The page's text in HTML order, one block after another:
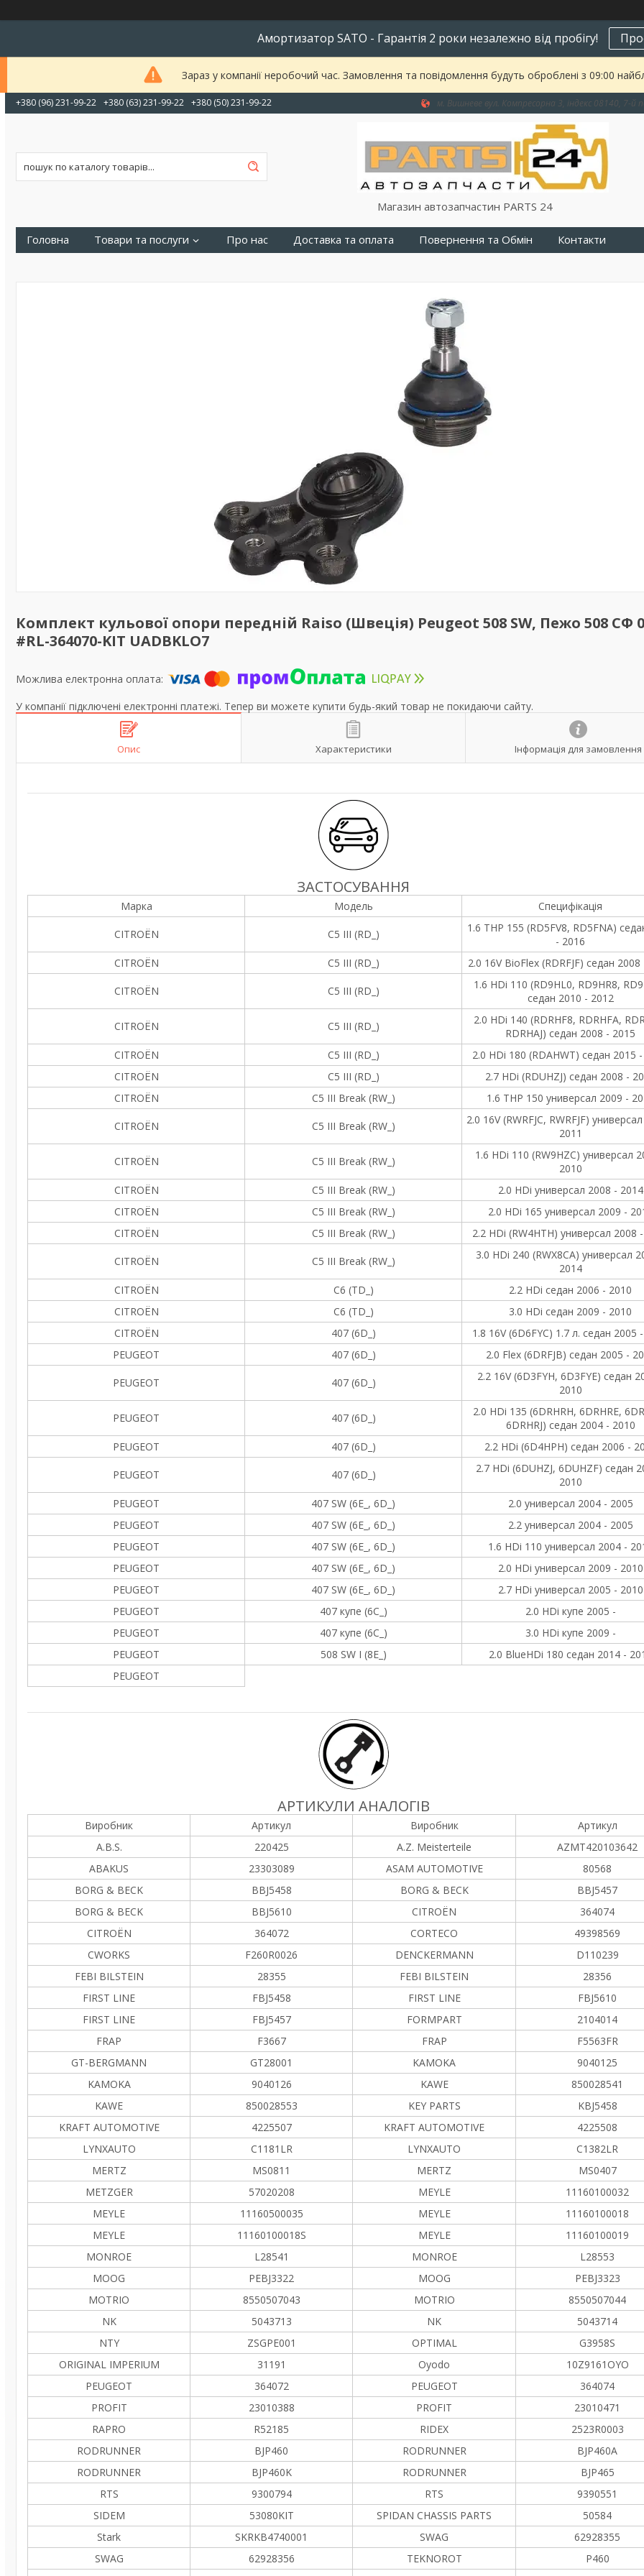
Амортизатор SATO - Гарантія 2 роки незалежно від пробігу!
Зараз у компанії неробочий час. Замовлення та повідомлення будуть оброблені з 09:00
+380 (96) 231-99-22 +380 (63) 231-99-22 +380 (50) 231-99-22 м. Вишневе вул. Компресорна 3, індекс 08140, 7-й
Магазин автозапчастин PARTS 24
Головна Товари та послуги Про нас Доставка та оплата Повернення та Обмін Контакти
Комплект кульової опори передній Raiso (Швеція) Peugeot 508 SW, Пежо 508 СФ
#RL-364070-KIT UADBKLO7
У компанії підключені електронні платежі. Тепер ви можете купити будь-який товар не покидаючи сайту.
Опис Характеристики Інформація для замовлення
ЗАСТОСУВАННЯ
Марка Модель Специфікація
CITROËN C5 III (RD_)
1.6 THP 155 (RD5FV8, RD5FNA)
- 2016
CITROËN
C5 III (RD_) 2.0 16V BioFlex (RDRFJF) седан
CITROËN C5 III (RD_)
1.6 HDi 110 (RD9HL0, RD9HR8,
седан 2010 - 2012
CITROËN C5 III (RD_)
2.0 HDi 140 (RDRHF8, RDRHFA,
RDRHAJ) седан 2008 - 2015
CITROËN
C5 III (RD_)
2.0 HDi 180 (RDAHWT) седан 2015
CITROËN
C5 III (RD_)
2.7 HDi (RDUHZJ) седан 2008 -
CITROËN
C5 III Break (RW_) 1.6 THP 150 универсал 2009 -
CITROËN C5 III Break (RW_)
2.0 16V (RWRFJC, RWRFJF)
2011
CITROËN C5 III Break (RW_)
1.6 HDi 110 (RW9HZC) универсал
2010
CITROËN
C5 III Break (RW_)
2.0 HDi универсал 2008 - 2014
CITROËN
C5 III Break (RW_)
2.0 HDi 165 универсал 2009 -
CITROËN
C5 III Break (RW_) 2.2 HDi (RW4HTH) универсал 2008
CITROËN C5 III Break (RW_)
3.0 HDi 240 (RWX8CA) универсал
2014
CITROËN
C6 (TD_)
2.2 HDi седан 2006 - 2010
CITROËN
C6 (TD_)
3.0 HDi седан 2009 - 2010
CITROËN
407 (6D_)
1.8 16V (6D6FYC) 1.7 л. седан 2005
PEUGEOT
407 (6D_) 2.0 Flex (6DRFJB) седан 2005 -
PEUGEOT 407 (6D_)
2.2 16V (6D3FYH, 6D3FYE) седан
2010
PEUGEOT 407 (6D_)
2.0 HDi 135 (6DRHRH, 6DRHRE,
6DRHRJ) седан 2004 - 2010
PEUGEOT
407 (6D_) 2.2 HDi (6D4HPH) седан 2006 -
PEUGEOT 407 (6D_)
2.7 HDi (6DUHZJ, 6DUHZF) седан
2010
PEUGEOT
407 SW (6E_, 6D_)
2.0 универсал 2004 - 2005
PEUGEOT
407 SW (6E_, 6D_)
2.2 универсал 2004 - 2005
PEUGEOT
407 SW (6E_, 6D_)
1.6 HDi 110 универсал 2004 -
PEUGEOT
407 SW (6E_, 6D_)
2.0 HDi универсал 2009 - 2010
PEUGEOT
407 SW (6E_, 6D_)
2.7 HDi универсал 2005 - 2010
PEUGEOT
407 купе (6C_)
2.0 HDi купе 2005 -
PEUGEOT
407 купе (6C_)
3.0 HDi купе 2009 -
PEUGEOT
508 SW I (8E_)
2.0 BlueHDi 180 седан 2014 -
PEUGEOT
АРТИКУЛИ АНАЛОГІВ
Виробник Артикул Виробник
Артикул
A.B.S.
220425 A.Z. Meisterteile
AZMT420103642
ABAKUS
23303089 ASAM AUTOMOTIVE
80568
BORG & BECK
BBJ5458 BORG & BECK
BBJ5457
BORG & BECK
BBJ5610 CITROËN
364074
CITROËN
364072 CORTECO
49398569
CWORKS
F260R0026 DENCKERMANN
D110239
FEBI BILSTEIN
28355 FEBI BILSTEIN
28356
FIRST LINE
FBJ5458 FIRST LINE
FBJ5610
FIRST LINE
FBJ5457 FORMPART
2104014
FRAP
F3667 FRAP
F5563FR
GT-BERGMANN
GT28001 KAMOKA
9040125
KAMOKA
9040126 KAWE
850028541
KAWE
850028553 KEY PARTS
KBJ5458
KRAFT AUTOMOTIVE
4225507 KRAFT AUTOMOTIVE
4225508
LYNXAUTO
C1181LR LYNXAUTO
C1382LR
MERTZ
MS0811 MERTZ
MS0407
METZGER
57020208 MEYLE
11160100032
MEYLE
11160500035 MEYLE
11160100018
MEYLE
11160100018S MEYLE
11160100019
MONROE
L28541 MONROE
L28553
MOOG
PEBJ3322 MOOG
PEBJ3323
MOTRIO
8550507043 MOTRIO
8550507044
NK
5043713 NK
5043714
NTY
ZSGPE001 OPTIMAL
G3958S
ORIGINAL IMPERIUM
31191 Oyodo
10Z9161OYO
PEUGEOT
364072 PEUGEOT
364074
PROFIT
23010388 PROFIT
23010471
RAPRO
R52185 RIDEX
2523R0003
RODRUNNER
BJP460 RODRUNNER
BJP460A
RODRUNNER
BJP460K RODRUNNER
BJP465
RTS
9300794 RTS
9390551
SIDEM
53080KIT SPIDAN CHASSIS PARTS
50584
Stark
SKRKB4740001 SWAG
62928355
SWAG
62928356 TEKNOROT
P460